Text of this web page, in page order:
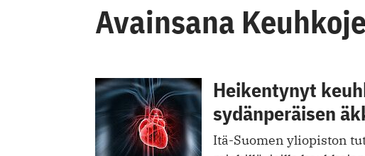
Avainsana
Heikentynyt
sydänperäisen
Itä-Suomen yliopiston